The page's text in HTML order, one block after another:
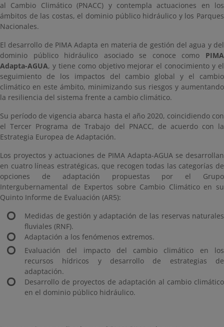
al Cambio Climático (PNACC) y contempla actuaciones en los
ámbitos de las costas, el dominio público hidráulico y los Parques
Nacionales.
El desarrollo de PIMA Adapta en materia de gestión del agua y del
dominio público hidráulico asociado se conoce como PIMA
Adapta-AGUA, y tiene como objetivo mejorar el conocimiento y el
seguimiento de los impactos del cambio global y el cambio
climático en este ámbito, minimizando sus riesgos y aumentando
la resiliencia del sistema frente a cambio climático.
Su período de vigencia abarca hasta el año 2020, coincidiendo con
el Tercer Programa de Trabajo del PNACC, de acuerdo con la
Estrategia Europea de Adaptación.
Los proyectos y actuaciones de PIMA Adapta-AGUA se desarrollan
en cuatro líneas estratégicas, que recogen todas las categorías de
opciones de adaptación propuestas por el Grupo
Intergubernamental de Expertos sobre Cambio Climático en su
Quinto Informe de Evaluación (AR5):
Medidas de gestión y adaptación de las reservas naturales
fluviales (RNF).
Adaptación a los fenómenos extremos.
Evaluación del impacto del cambio climático en los
recursos hídricos y desarrollo de estrategias de
adaptación.
Desarrollo de proyectos de adaptación al cambio climático
en el dominio público hidráulico.